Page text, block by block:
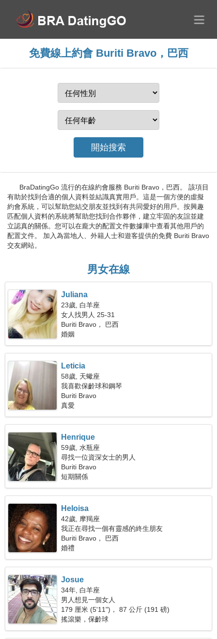
免費線上約會 Buriti Bravo，巴西
BraDatingGo 流行的在線約會服務 Buriti Bravo，巴西。 該項目
有助於找到合適的個人資料並結識真實用戶。這是一個方便的虛擬
約會系統，可以幫助您結交朋友並找到有共同愛好的用戶。按興趣
匹配個人資料的系統將幫助您找到合作夥伴，建立牢固的友誼並建
立認真的關係。您可以在龐大的配置文件數據庫中查看其他用戶的
配置文件。 加入為當地人、外籍人士和遊客提供的免費 Buriti Bravo
交友網站。
男女在線
Juliana
23歲, 白羊座
女人找男人 25-31
Buriti Bravo， 巴西
婚姻
Leticia
58歲, 天蠍座
我喜歡保齡球和鋼琴
Buriti Bravo
真愛
Henrique
59歲, 水瓶座
尋找一位資深女士的男人
Buriti Bravo
短期關係
Heloisa
42歲, 摩羯座
我正在尋找一個有靈感的終生朋友
Buriti Bravo， 巴西
婚禮
Josue
34年, 白羊座
男人想見一個女人
179 厘米 (5'11")， 87 公斤 (191 磅)
搖滾樂，保齡球